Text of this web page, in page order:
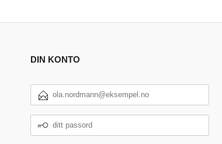
DIN KONTO
POSTADRESSE
PASSORD